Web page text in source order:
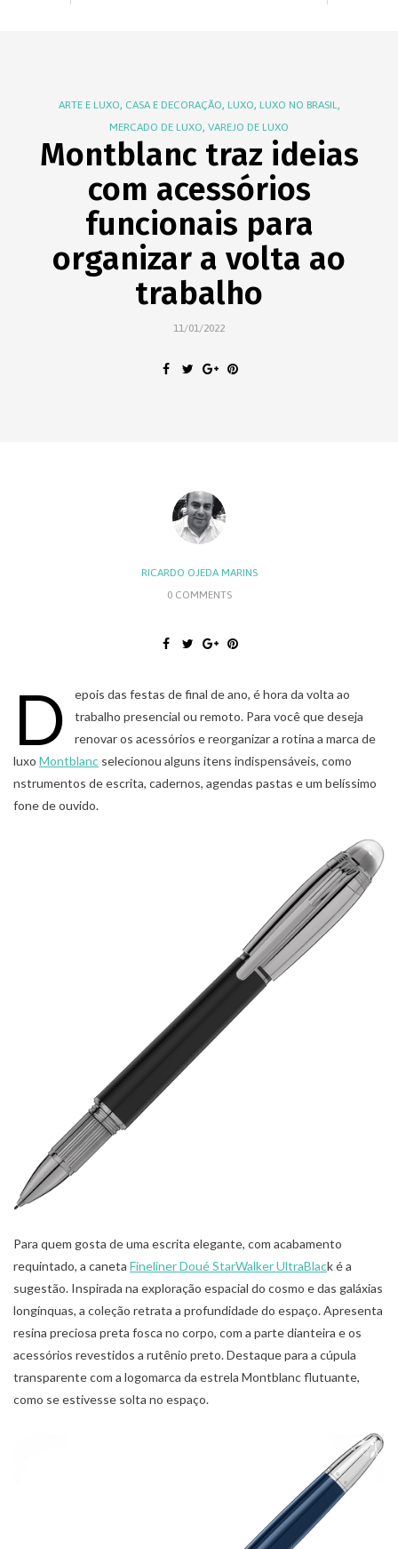
ARTE E LUXO, CASA E DECORAÇÃO, LUXO, LUXO NO BRASIL ,
MERCADO DE LUXO, VAREJO DE LUXO
Montblanc traz ideias
com acessórios
funcionais para
organizar a volta ao
trabalho
11/01/2022
RICARDO OJEDA MARINS
0 COMMENTS
D
epois das festas de final de ano, é hora da volta ao
trabalho presencial ou remoto. Para você que deseja
renovar os acessórios e reorganizar a rotina a marca de
luxo Montblanc selecionou alguns itens indispensáveis, como
nstrumentos de escrita, cadernos, agendas pastas e um belíssimo
fone de ouvido.
Para quem gosta de uma escrita elegante, com acabamento
requintado, a caneta Fineliner Doué StarWalker UltraBlack é a
sugestão. Inspirada na exploração espacial do cosmo e das galáxias
longínquas, a coleção retrata a profundidade do espaço. Apresenta
resina preciosa preta fosca no corpo, com a parte dianteira e os
acessórios revestidos a rutênio preto. Destaque para a cúpula
transparente com a logomarca da estrela Montblanc flutuante,
como se estivesse solta no espaço.